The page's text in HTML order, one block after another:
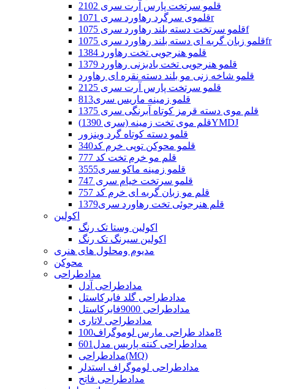
قلمو سرتخت پارس آرت سری 2102
قلموی سرگرد رهاورد سری 1071r
قلمو سرتخت دسته بلند رهاورد سری 1075f
قلمو زبان گربه ای دسته بلند رهاورد سری 1075fr
قلمو هنرجویی تخت رهاورد 1384
قلمو هنرجویی تخت بادبزنی رهاورد 1379
قلمو شاخه زنی مو بلند دسته نقره ای رهاورد
قلمو سرتخت پارس آرت سری 2125
قلمو زمینه ماریس سری813
قلم موی دسته قرمز کوتاه آبرنگی سری 1375
قلم موی تخت زمینه (سری 1390)YMDJ
قلمو دسته کوتاه گرد وینزور
قلمو محوکن توپی خرم کد340
قلم مو خرم تخت کد 777
قلمو زمینه ماکو سری3555
قلمو سرتخت خیام سری 747
قلم مو زبان گربه ای خرم کد 757
قلم هنرجوئی تخت رهاورد سری1379
اکولین
اکولین وستا تک رنگ
اکولین سیرنگ تک رنگ
مدیوم ومحلول های هنری
محوکن
مدادطراحی
مدادطراحی آدل
مدادطراحی گلد فابرکاستل
مدادطراحی 9000فابرکاستل
مدادطراحی لاتاری
مداد طراحی مارس لوموگراف100B
مدادطراحی کنته پاریس مدل601
مدادطراحی(MQ)
مدادطراحی لوموگراف استدلر
مدادطراحی فاتح